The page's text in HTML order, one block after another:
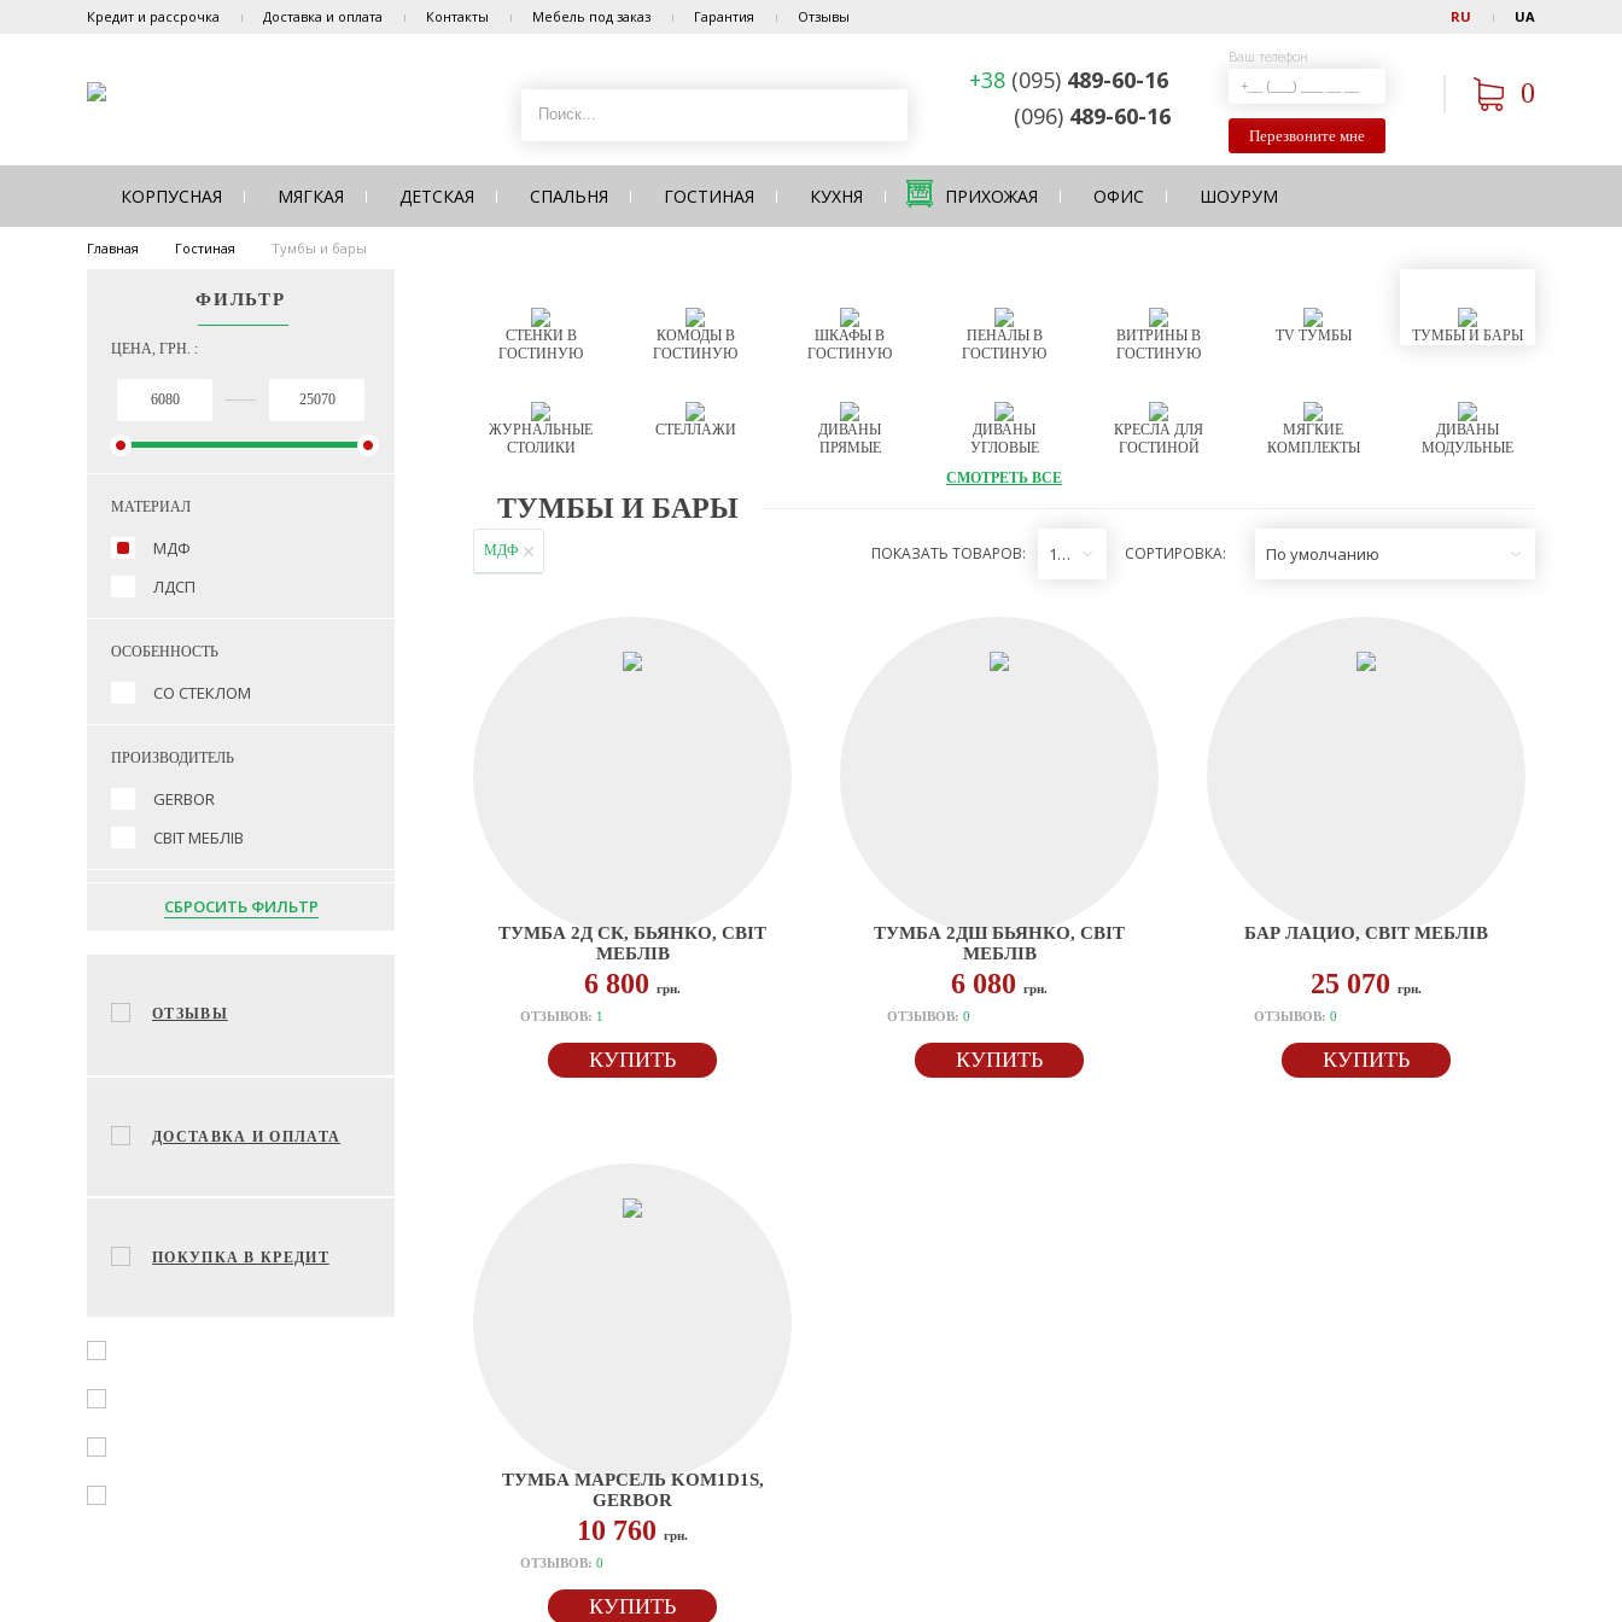
Кредит и рассрочка Доставка и оплата Контакты Мебель под заказ Гарантия Отзывы RU UA
+38 (095) 489-60-16
(096) 489-60-16
Ваш телефон
Перезвоните мне
0
КОРПУСНАЯ МЯГКАЯ ДЕТСКАЯ СПАЛЬНЯ ГОСТИНАЯ КУХНЯ ПРИХОЖАЯ ОФИС ШОУРУМ
Главная Гостиная Тумбы и бары
ФИЛЬТР
ЦЕНА, ГРН. :
МАТЕРИАЛ
МДФ
ЛДСП
ОСОБЕННОСТЬ
СО СТЕКЛОМ
ПРОИЗВОДИТЕЛЬ
GERBOR
СВІТ МЕБЛІВ
СБРОСИТЬ ФИЛЬТР
ОТЗЫВЫ
ДОСТАВКА И ОПЛАТА
ПОКУПКА В КРЕДИТ
СТЕНКИ В
ГОСТИНУЮ
КОМОДЫ В
ГОСТИНУЮ
ШКАФЫ В
ГОСТИНУЮ
ПЕНАЛЫ В
ГОСТИНУЮ
ВИТРИНЫ В
ГОСТИНУЮ
TV ТУМБЫ ТУМБЫ И БАРЫ
ЖУРНАЛЬНЫЕ
СТОЛИКИ
СТЕЛЛАЖИ
ДИВАНЫ
ПРЯМЫЕ
ДИВАНЫ
УГЛОВЫЕ
КРЕСЛА ДЛЯ
ГОСТИНОЙ
МЯГКИЕ
КОМПЛЕКТЫ
ДИВАНЫ
МОДУЛЬНЫЕ
СМОТРЕТЬ ВСЕ
ТУМБЫ И БАРЫ
МДФ ПОКАЗАТЬ ТОВАРОВ: 12 СОРТИРОВКА: По умолчанию
ТУМБА 2Д СК, БЬЯНКО, СВІТ
МЕБЛІВ
6 800 грн.
ОТЗЫВОВ: 1
КУПИТЬ
ТУМБА 2ДШ БЬЯНКО, СВІТ
МЕБЛІВ
6 080 грн.
ОТЗЫВОВ: 0
КУПИТЬ
БАР ЛАЦИО, СВІТ МЕБЛІВ
25 070 грн.
ОТЗЫВОВ: 0
КУПИТЬ
ТУМБА МАРСЕЛЬ KOM1D1S,
GERBOR
10 760 грн.
ОТЗЫВОВ: 0
КУПИТЬ